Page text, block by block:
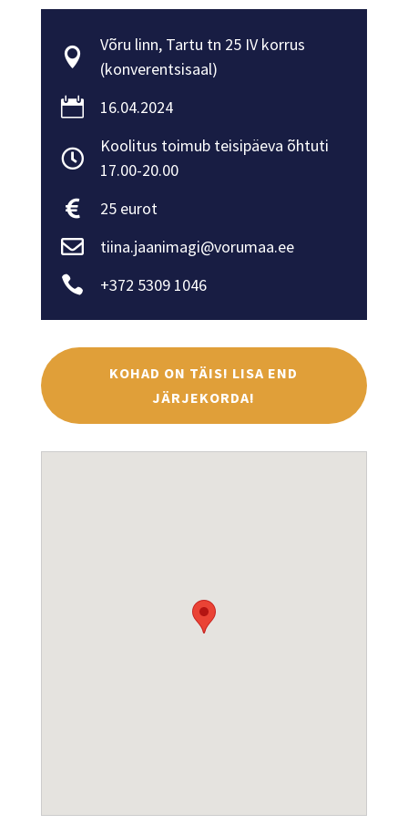

Võru linn, Tartu tn 25 IV korrus
(konverentsisaal)
 16.04.2024

Koolitus toimub teisipäeva õhtuti
17.00-20.00
 25 eurot
 tiina.jaanimagi@vorumaa.ee
 +372 5309 1046
KOHAD ON TÄIS! LISA END
JÄRJEKORDA!